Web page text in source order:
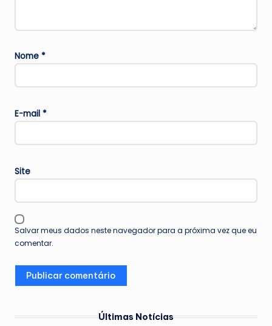
Nome *
E-mail *
Site
Salvar meus dados neste navegador para a próxima vez que eu
comentar.
Últimas Notícias